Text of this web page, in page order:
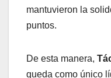
mantuvieron la
puntos.
De esta manera,
queda como único